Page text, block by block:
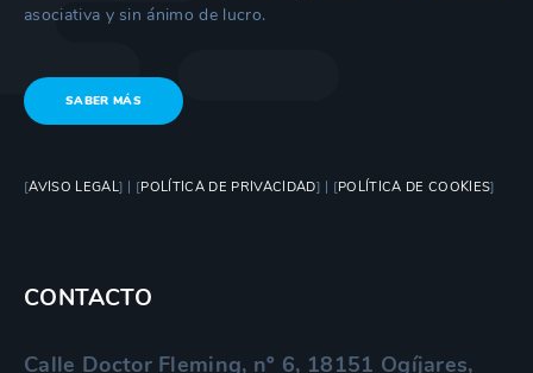
asociativa y sin ánimo de lucro.
SABER MÁS
[AVISO LEGAL] | [POLÍTICA DE PRIVACIDAD] | [POLÍTICA DE COOKIES]
CONTACTO
Calle Doctor Fleming, nº 6, 18151 Ogíjares,